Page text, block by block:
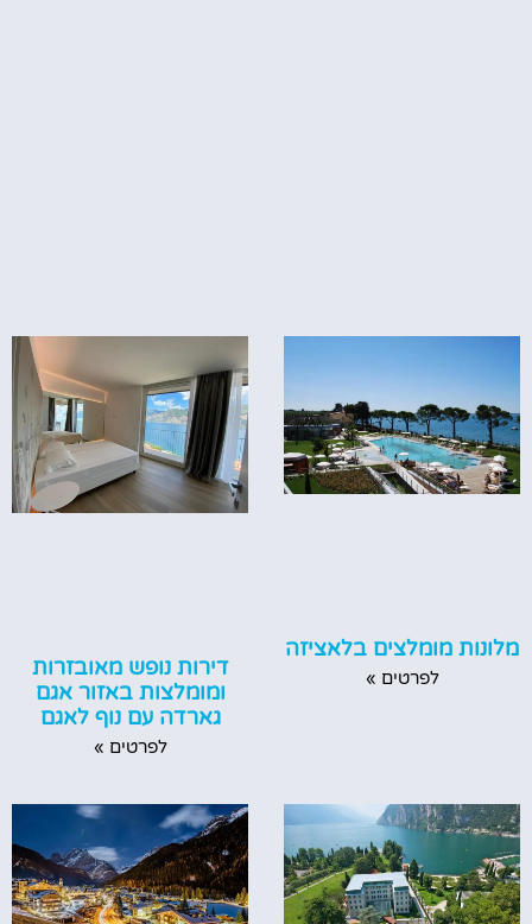
מלונות מומלצים בלאציזה
לפרטים »
דירות נופש מאובזרות
ומומלצות באזור אגם
גארדה עם נוף לאגם
לפרטים »